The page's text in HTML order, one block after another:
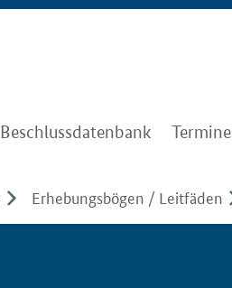
Beschlussdatenbank Termine
Erhebungsbögen / Leitfäden